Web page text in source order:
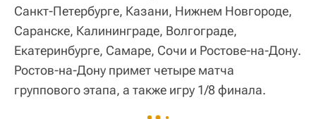
Санкт-Петербурге, Казани, Нижнем Новгороде,
Саранске, Калининграде, Волгограде,
Екатеринбурге, Самаре, Сочи и Ростове-на-Дону.
Ростов-на-Дону примет четыре матча
группового этапа, а также игру 1/8 финала.